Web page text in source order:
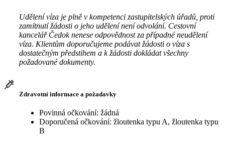
Udělení víza je plně v kompetenci zastupitelských úřadů, proti
zamítnutí žádosti o jeho udělení není odvolání. Cestovní
kancelář Čedok nenese odpovědnost za případné neudělení
víza. Klientům doporučujeme podávat žádosti o víza s
dostatečným předstihem a k žádosti dokládat všechny
požadované dokumenty.
Zdravotní informace a požadavky
Povinná očkování: žádná
Doporučená očkování: žloutenka typu A, žloutenka typu
B